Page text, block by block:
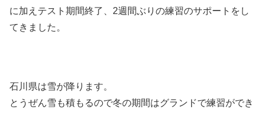
に加えテスト期間終了、2週間ぶりの練習のサポートをし
てきました。
石川県は雪が降ります。
とうぜん雪も積もるので冬の期間はグランドで練習ができ